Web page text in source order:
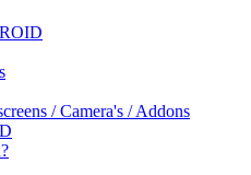
/ Camera's / Addons